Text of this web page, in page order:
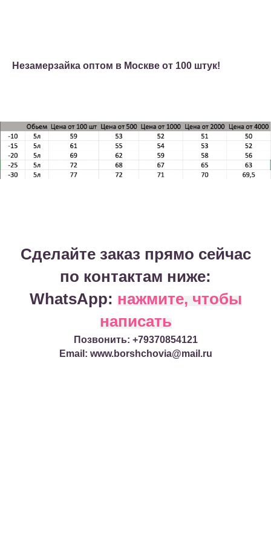
Незамерзайка оптом в Москве от 100 штук!
Сделайте заказ прямо сейчас
по контактам ниже:
WhatsApp: нажмите, чтобы
написать
Позвонить: +79370854121
Email: www.borshchovia@mail.ru